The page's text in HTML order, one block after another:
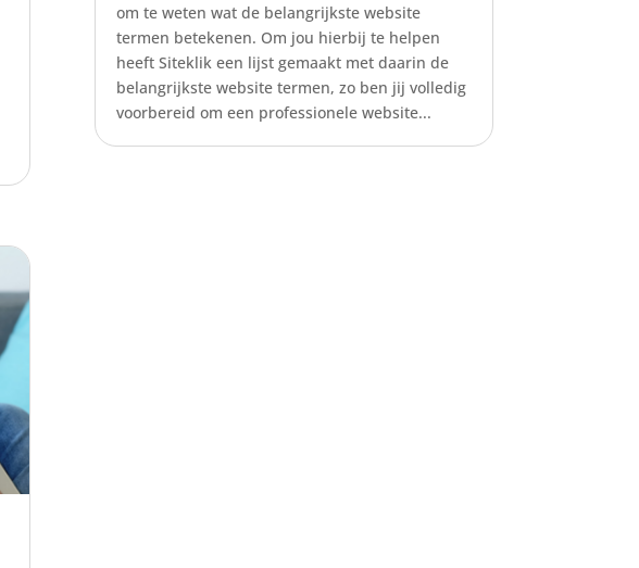
om te weten wat de belangrijkste website
termen betekenen. Om jou hierbij te helpen
heeft Siteklik een lijst gemaakt met daarin de
belangrijkste website termen, zo ben jij volledig
voorbereid om een professionele website...